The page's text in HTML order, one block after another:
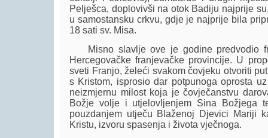
Pelješca, doplovivši na otok Badiju najprije
u samostansku crkvu, gdje je najprije bila
18 sati sv. Misa.
Misno slavlje ove je godine predvodio
Hercegovačke franjevačke provincije. U
sveti Franjo, želeći svakom čovjeku otvoriti
s Kristom, isprosio dar potpunoga oprosta
neizmjernu milost koja je čovječanstvu
Božje volje i utjelovljenjem Sina Božjega
pouzdanjem utječu Blaženoj Djevici Mariji
Kristu, izvoru spasenja i života vječnoga.